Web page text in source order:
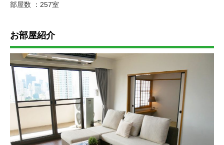
部屋数 ：257室
お部屋紹介